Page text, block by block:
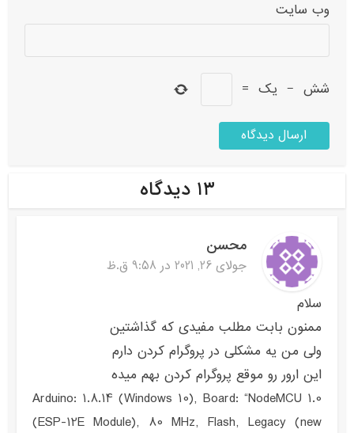
وب‌ سایت
شش − یک =
۱۳ دیدگاه
محسن
جولای 26, 2021 در 9:58 ق.ظ
سلام
ممنون بابت مطلب مفیدی که گذاشتین
ولی من یه مشکلی در پروگرام کردن دارم
این ارور رو موقع پروگرام کردن بهم میده
Arduino: 1.8.14 (Windows 10), Board: “NodeMCU 1.0
(ESP-12E Module), 80 MHz, Flash, Legacy (new